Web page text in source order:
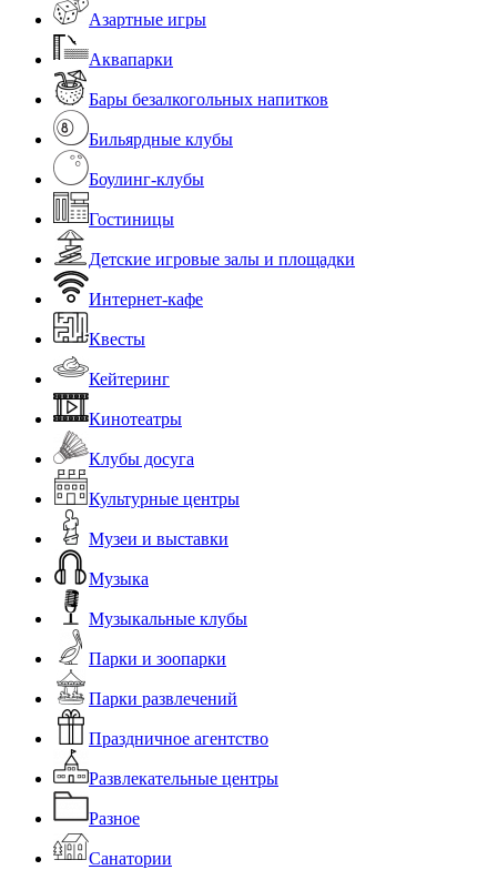
Азартные игры
Аквапарки
Бары безалкогольных напитков
Бильярдные клубы
Боулинг-клубы
Гостиницы
Детские игровые залы и площадки
Интернет-кафе
Квесты
Кейтеринг
Кинотеатры
Клубы досуга
Культурные центры
Музеи и выставки
Музыка
Музыкальные клубы
Парки и зоопарки
Парки развлечений
Праздничное агентство
Развлекательные центры
Разное
Санатории